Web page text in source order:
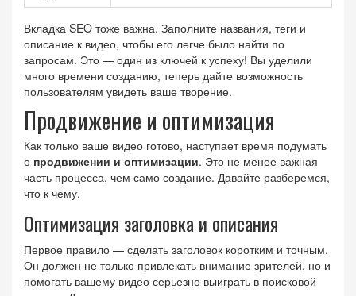
Вкладка SEO тоже важна. Заполните названия, теги и
описание к видео, чтобы его легче было найти по
запросам. Это — один из ключей к успеху! Вы уделили
много времени созданию, теперь дайте возможность
пользователям увидеть ваше творение.
Продвижение и оптимизация
Как только ваше видео готово, наступает время подумать
о продвижении и оптимизации. Это не менее важная
часть процесса, чем само создание. Давайте разберемся,
что к чему.
Оптимизация заголовка и описания
Первое правило — сделать заголовок коротким и точным.
Он должен не только привлекать внимание зрителей, но и
помогать вашему видео серьезно выиграть в поисковой